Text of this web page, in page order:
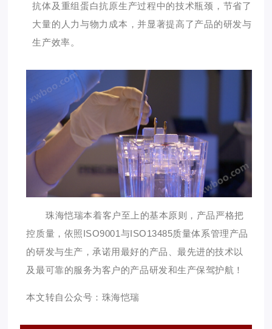
抗体及重组蛋白抗原生产过程中的技术瓶颈，节省了
大量的人力与物力成本，并显著提高了产品的研发与
生产效率。
珠海恺瑞本着客户至上的基本原则，产品严格把
控质量，依照ISO9001与ISO13485质量体系管理产品
的研发与生产，承诺用最好的产品、最先进的技术以
及最可靠的服务为客户的产品研发和生产保驾护航！
本文转自公众号：珠海恺瑞